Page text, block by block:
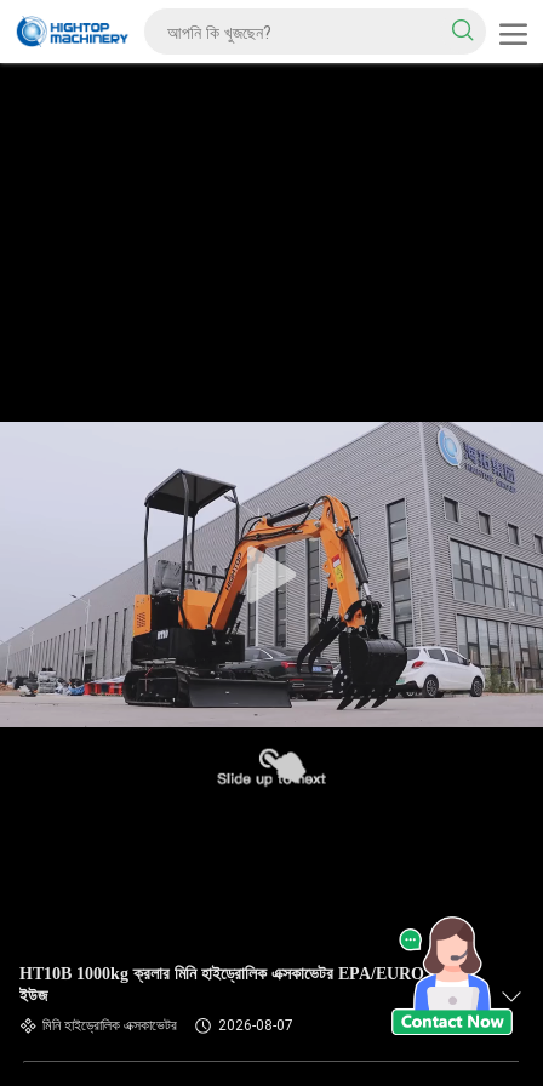
HT10B 1000kg ক্রলার মিনি হাইড্রোলিক এক্সকাভেটর EPA/EURO 5 হোম
ইউজ
মিনি হাইড্রোলিক এক্সকাভেটর 2026-08-07